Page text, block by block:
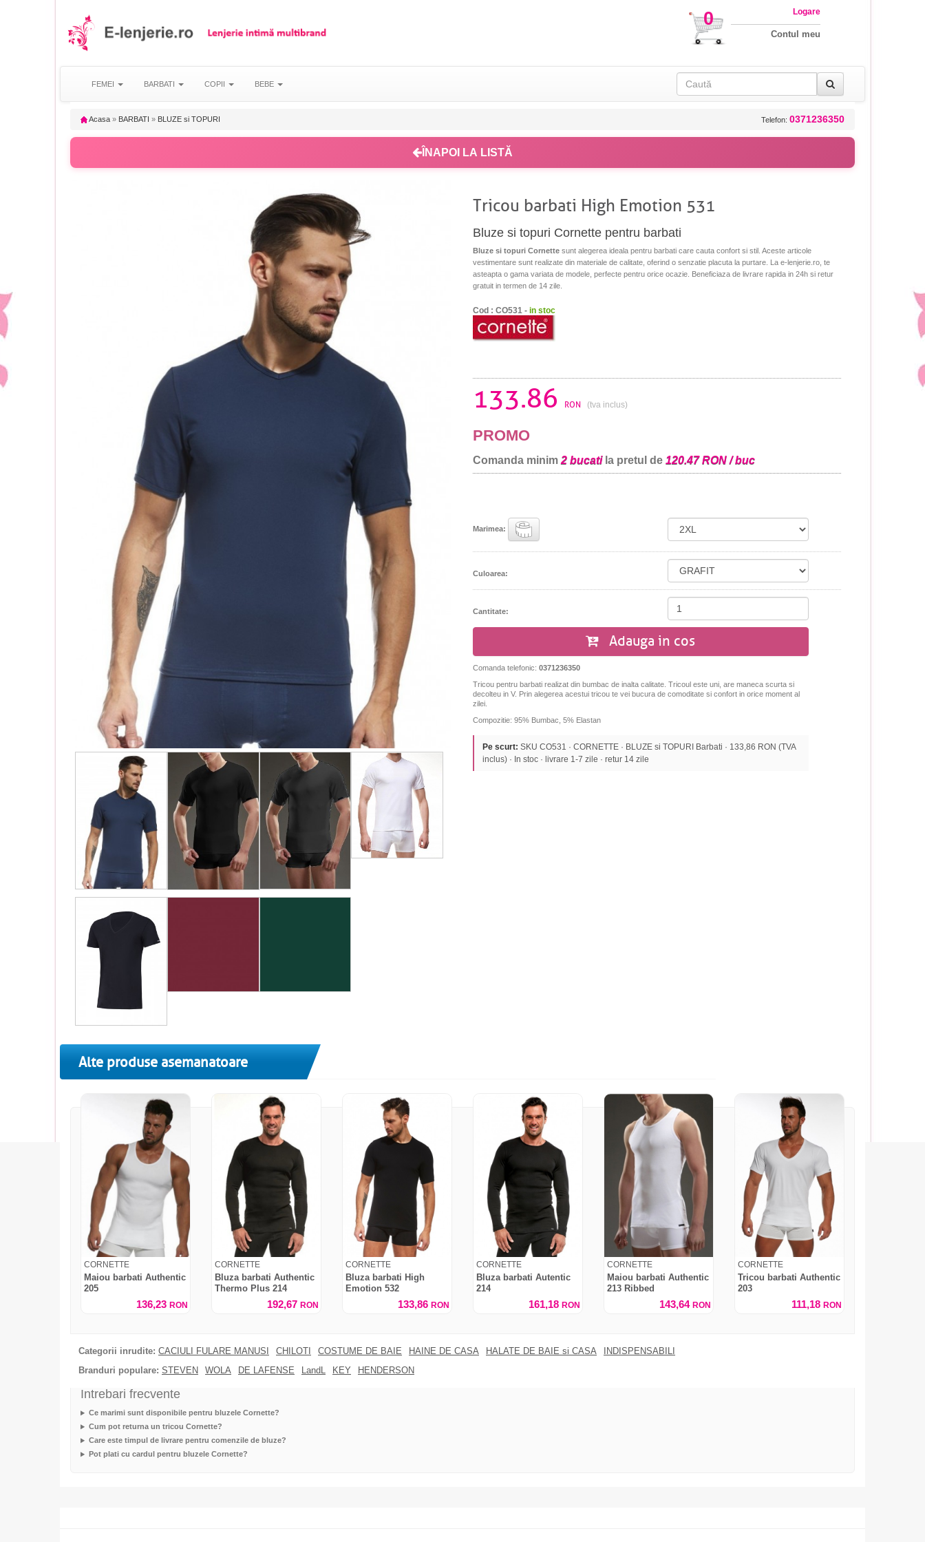
0 Logare
Contul meu
FEMEI BARBATI COPII BEBE
Acasa » BARBATI » BLUZE si TOPURI Telefon: 0371236350
ÎNAPOI LA LISTĂ
Tricou barbati High Emotion 531
Bluze si topuri Cornette pentru barbati
Bluze si topuri Cornette sunt alegerea ideala pentru barbati care cauta confort si stil. Aceste articole
vestimentare sunt realizate din materiale de calitate, oferind o senzatie placuta la purtare. La e-lenjerie.ro, te
asteapta o gama variata de modele, perfecte pentru orice ocazie. Beneficiaza de livrare rapida in 24h si retur
gratuit in termen de 14 zile.
Cod : CO531 - in stoc
133.86 RON (tva inclus)
PROMO
Comanda minim 2 bucatila pretul de 120.47 RON / buc
Marimea:
Culoarea:
Cantitate:
Adauga in cos
Comanda telefonic: 0371236350
Tricou pentru barbati realizat din bumbac de inalta calitate. Tricoul este uni, are maneca scurta si
decolteu in V. Prin alegerea acestui tricou te vei bucura de comoditate si confort in orice moment al
zilei.
Compozitie: 95% Bumbac, 5% Elastan
Pe scurt: SKU CO531 · CORNETTE · BLUZE si TOPURI Barbati · 133,86 RON (TVA
inclus) · In stoc · livrare 1-7 zile · retur 14 zile
Alte produse asemanatoare
CORNETTE
Maiou barbati Authentic
205
136,23 RON
CORNETTE
Bluza barbati Authentic
Thermo Plus 214
192,67 RON
CORNETTE
Bluza barbati High
Emotion 532
133,86 RON
CORNETTE
Bluza barbati Autentic
214
161,18 RON
CORNETTE
Maiou barbati Authentic
213 Ribbed
143,64 RON
CORNETTE
Tricou barbati Authentic
203
111,18 RON
Categorii inrudite: CACIULI FULARE MANUSI CHILOTI COSTUME DE BAIE HAINE DE CASA HALATE DE BAIE si CASA
INDISPENSABILI
Branduri populare: STEVEN WOLA DE LAFENSE LandL KEY HENDERSON
Intrebari frecvente
Ce marimi sunt disponibile pentru bluzele Cornette?
Cum pot returna un tricou Cornette?
Care este timpul de livrare pentru comenzile de bluze?
Pot plati cu cardul pentru bluzele Cornette?